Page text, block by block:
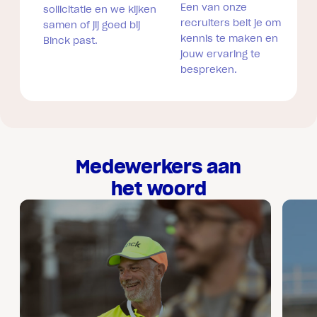
sollicitatie en we kijken
samen of jij goed bij
Binck past.
Een van onze
recruiters belt je om
kennis te maken en
jouw ervaring te
bespreken.
Medewerkers aan
het woord